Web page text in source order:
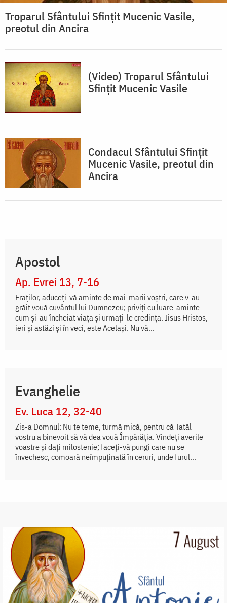
Troparul Sfântului Sfinţit Mucenic Vasile,
preotul din Ancira
(Video) Troparul Sfântului
Sfințit Mucenic Vasile
Condacul Sfântului Sfinţit
Mucenic Vasile, preotul din
Ancira
Apostol
Ap. Evrei 13, 7-16
Fraţilor, aduceţi-vă aminte de mai-marii voştri, care v-au
grăit vouă cuvântul lui Dumnezeu; priviţi cu luare-aminte
cum şi-au încheiat viaţa şi urmaţi-le credinţa. Iisus Hristos,
ieri şi astăzi şi în veci, este Acelaşi. Nu vă...
Evanghelie
Ev. Luca 12, 32-40
Zis-a Domnul: Nu te teme, turmă mică, pentru că Tatăl
vostru a binevoit să vă dea vouă Împărăția. Vindeți averile
voastre și dați milostenie; faceți-vă pungi care nu se
învechesc, comoară neîmpuținată în ceruri, unde furul...